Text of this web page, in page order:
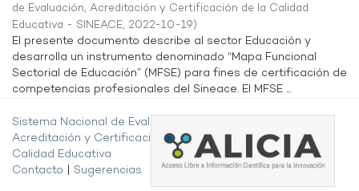
de Evaluación, Acreditación y Certificación de la Calidad
Educativa - SINEACE, 2022-10-19)
El presente documento describe al sector Educación y
desarrolla un instrumento denominado “Mapa Funcional
Sectorial de Educación” (MFSE) para fines de certificación de
competencias profesionales del Sineace. El MFSE ...
Sistema Nacional de Evaluación,
Acreditación y Certificación de la
Calidad Educativa
Contacto
Sugerencias